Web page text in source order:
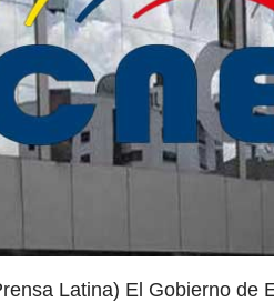
Latina) El Gobierno de